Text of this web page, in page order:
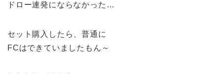
ドロー連発にならなかった…
セット購入したら、普通に
FCはできていましたもん～